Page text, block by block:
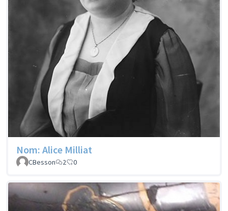
Nom: Alice Milliat
CBesson 2 0